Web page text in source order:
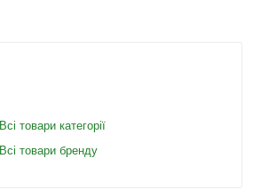
Всі товари категорії
Всі товари бренду